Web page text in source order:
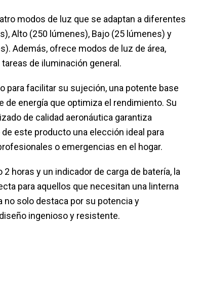
modos de luz que se adaptan a diferentes
Alto (250 lúmenes), Bajo (25 lúmenes) y
Además, ofrece modos de luz de área,
de iluminación general.
para facilitar su sujeción, una potente base
energía que optimiza el rendimiento. Su
de calidad aeronáutica garantiza
este producto una elección ideal para
o emergencias en el hogar.
horas y un indicador de carga de batería, la
para aquellos que necesitan una linterna
no solo destaca por su potencia y
ingenioso y resistente.